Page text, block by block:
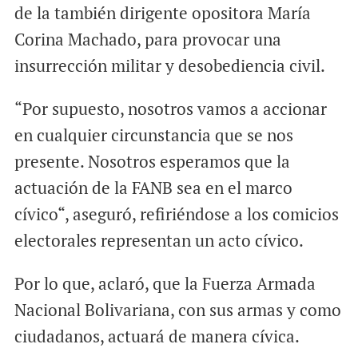
de la también dirigente opositora María
Corina Machado, para provocar una
insurrección militar y desobediencia civil.
“Por supuesto, nosotros vamos a accionar
en cualquier circunstancia que se nos
presente. Nosotros esperamos que la
actuación de la FANB sea en el marco
cívico“, aseguró, refiriéndose a los comicios
electorales representan un acto cívico.
Por lo que, aclaró, que la Fuerza Armada
Nacional Bolivariana, con sus armas y como
ciudadanos, actuará de manera cívica.